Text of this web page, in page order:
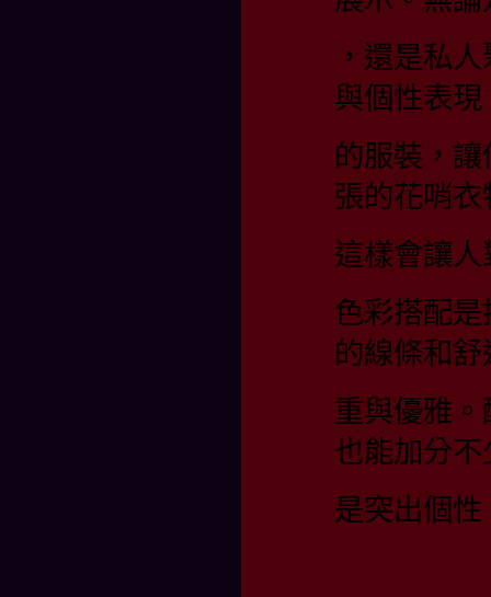
，還是私
與個性表
的服裝，
張的花哨衣
這樣會讓
色彩搭配
的線條和
重與優雅
也能加分
是突出個